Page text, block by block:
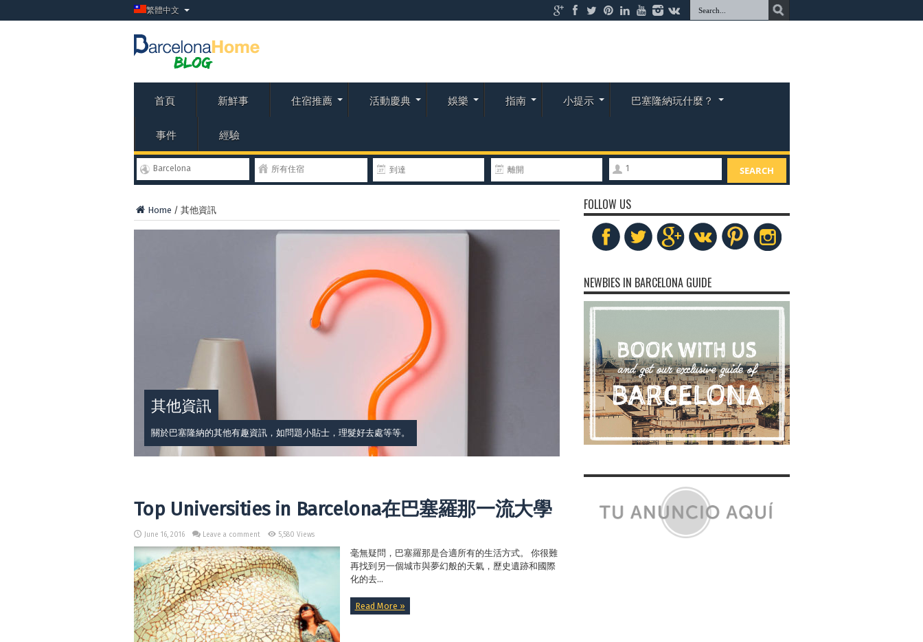
繁體中文
首頁 新鮮事 住宿推薦 活動慶典 娛樂 指南 小提示 巴塞隆納玩什麼？
事件 經驗
Barcelona 所有住宿 1 SEARCH
Home / 其他資訊
其他資訊
關於巴塞隆納的其他有趣資訊，如問題小貼士，理髮好去處等等。
Top Universities in Barcelona在巴塞羅那一流大學
June 16, 2016 Leave a comment 5,580 Views
毫無疑問，巴塞羅那是合適所有的生活方式。 你很難
再找到另一個城市與夢幻般的天氣，歷史遺跡和國際
化的去...
Read More »
FOLLOW US
NEWBIES IN BARCELONA GUIDE